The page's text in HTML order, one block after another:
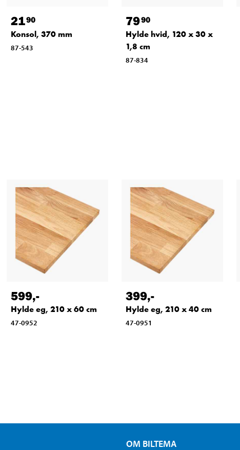
2190
Konsol, 370 mm
87-543
7990
Hylde hvid, 120 x 30 x
1,8 cm
87-834
599,-
Hylde eg, 210 x 60 cm
47-0952
399,-
Hylde eg, 210 x 40 cm
47-0951
OM BILTEMA